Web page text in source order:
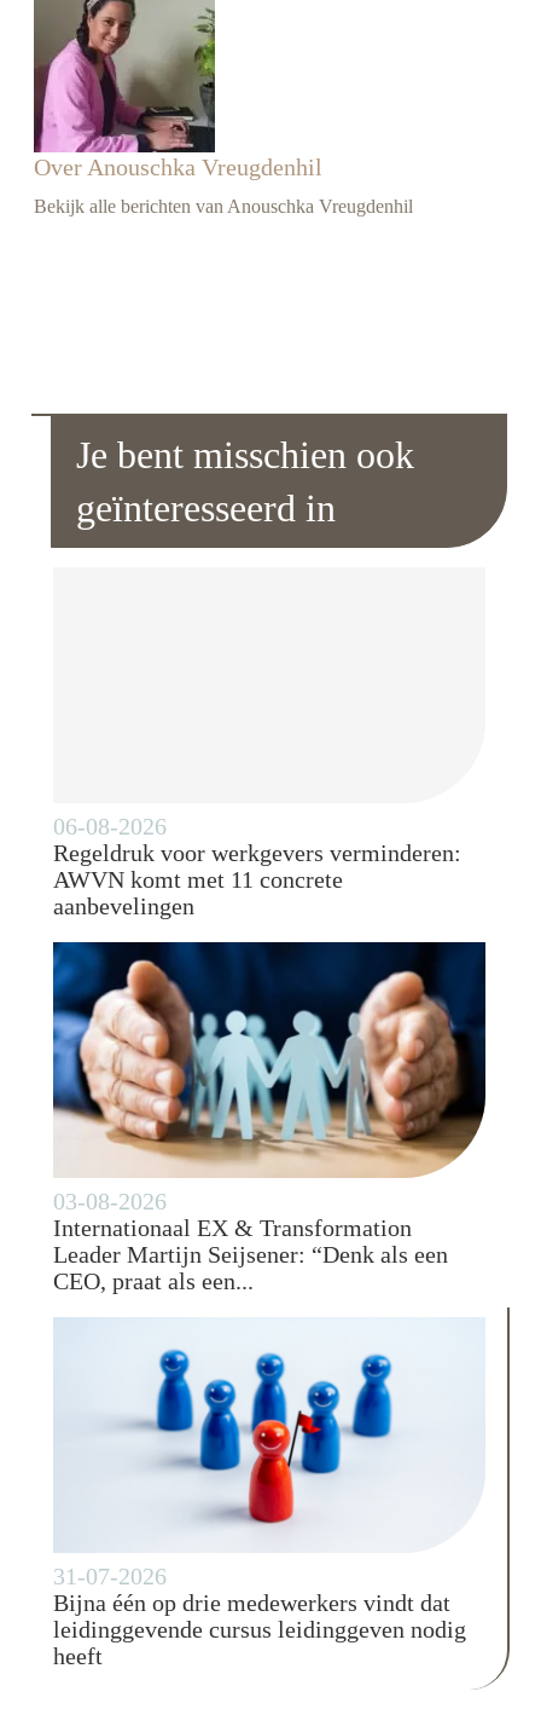
Over Anouschka Vreugdenhil
Bekijk alle berichten van Anouschka Vreugdenhil
Je bent misschien ook
geïnteresseerd in
06-08-2026
Regeldruk voor werkgevers verminderen:
AWVN komt met 11 concrete
aanbevelingen
03-08-2026
Internationaal EX & Transformation
Leader Martijn Seijsener: “Denk als een
CEO, praat als een...
31-07-2026
Bijna één op drie medewerkers vindt dat
leidinggevende cursus leidinggeven nodig
heeft